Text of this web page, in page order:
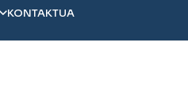
KONTAKTUA